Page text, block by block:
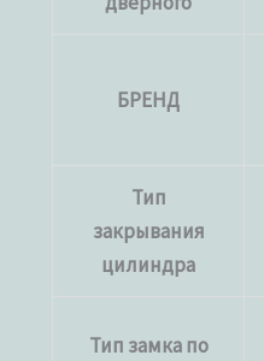
БРЕНД
Тип
закрывания
цилиндра
Тип замка по